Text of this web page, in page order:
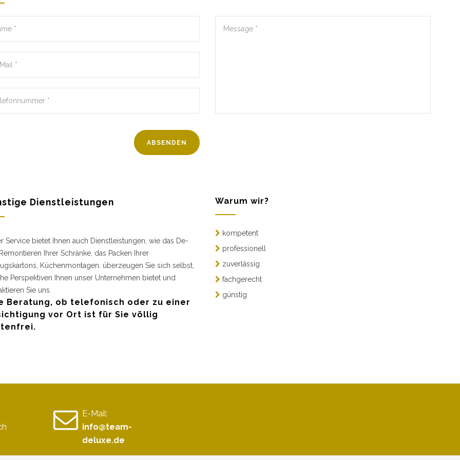
Dienstleistungen
Service bietet Ihnen auch Dienstleistungen, wie das De-
Ihrer Schränke, das Packen Ihrer
Küchenmontagen. überzeugen Sie sich selbst,
Perspektiven Ihnen unser Unternehmen bietet und
Sie uns.
Beratung, ob telefonisch oder zu einer
vor Ort ist für Sie völlig
Warum wir?
kompetent
professionell
zuverlässig
fachgerecht
günstig
E-Mail:
info@team-
deluxe.de